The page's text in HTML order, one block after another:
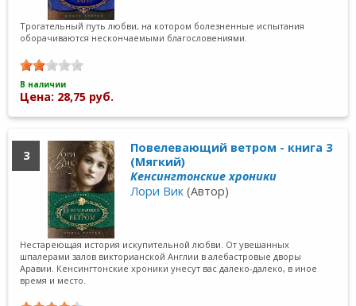
Трогательный путь любви, на котором болезненные испытания
оборачиваются нескончаемыми благословениями.
В наличии
Цена: 28,75 руб.
3
Повелевающий ветром - книга 3
(Мягкий)
Кенсингтонские хроники
Лори Вик (Автор)
Нестареющая история искупительной любви. От увешанных
шпалерами залов викторианской Англии в алебастровые дворы
Аравии. Кенсингтонские хроники унесут вас далеко-далеко, в иное
время и место.